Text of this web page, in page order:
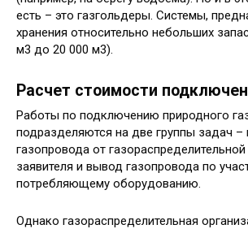
есть – это газгольдеры. Системы,
хранения относительно небольших
м3 до 20 000 м3).
Расчет стоимости
Работы по подключению природного
подразделяются на две группы задач –
газопровода от газораспределительной
заявителя и вывод газопровода по
потребляющему оборудованию.
Однако газораспределительная